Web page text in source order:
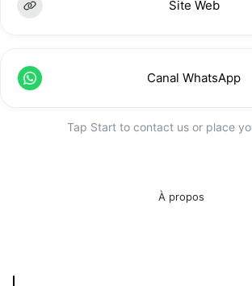
Site Web
Canal WhatsApp
Tap Start to contact us or place
À propos